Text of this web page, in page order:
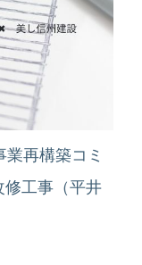
再構築コミ
修工事（平井